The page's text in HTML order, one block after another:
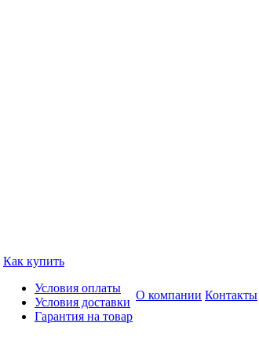
Как купить
Условия оплаты
Условия доставки
Гарантия на товар
О компании Контакты